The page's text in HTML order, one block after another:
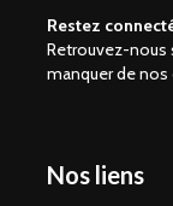
Restez
Retrouvez-nous
manquer de nos
Nos liens